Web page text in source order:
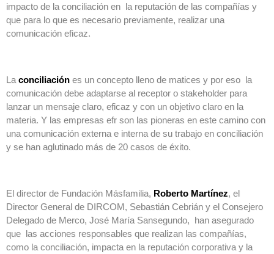
impacto de la conciliación en la reputación de las compañías y
que para lo que es necesario previamente, realizar una
comunicación eficaz.
La conciliación es un concepto lleno de matices y por eso la
comunicación debe adaptarse al receptor o stakeholder para
lanzar un mensaje claro, eficaz y con un objetivo claro en la
materia. Y las empresas efr son las pioneras en este camino con
una comunicación externa e interna de su trabajo en conciliación
y se han aglutinado más de 20 casos de éxito.
El director de Fundación Másfamilia, Roberto Martínez, el
Director General de DIRCOM, Sebastián Cebrián y el Consejero
Delegado de Merco, José María Sansegundo, han asegurado
que las acciones responsables que realizan las compañías,
como la conciliación, impacta en la reputación corporativa y la